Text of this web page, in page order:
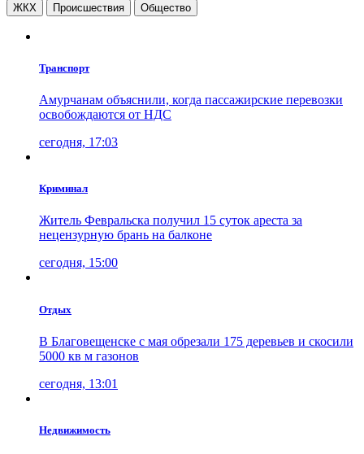
ЖКХ
Проиcшествия Общество
Транспорт
Амурчанам объяснили, когда пассажирские перевозки
освобождаются от НДС
сегодня, 17:03
Криминал
Житель Февральска получил 15 суток ареста за
нецензурную брань на балконе
сегодня, 15:00
Отдых
В Благовещенске с мая обрезали 175 деревьев и скосили
5000 кв м газонов
сегодня, 13:01
Недвижимость